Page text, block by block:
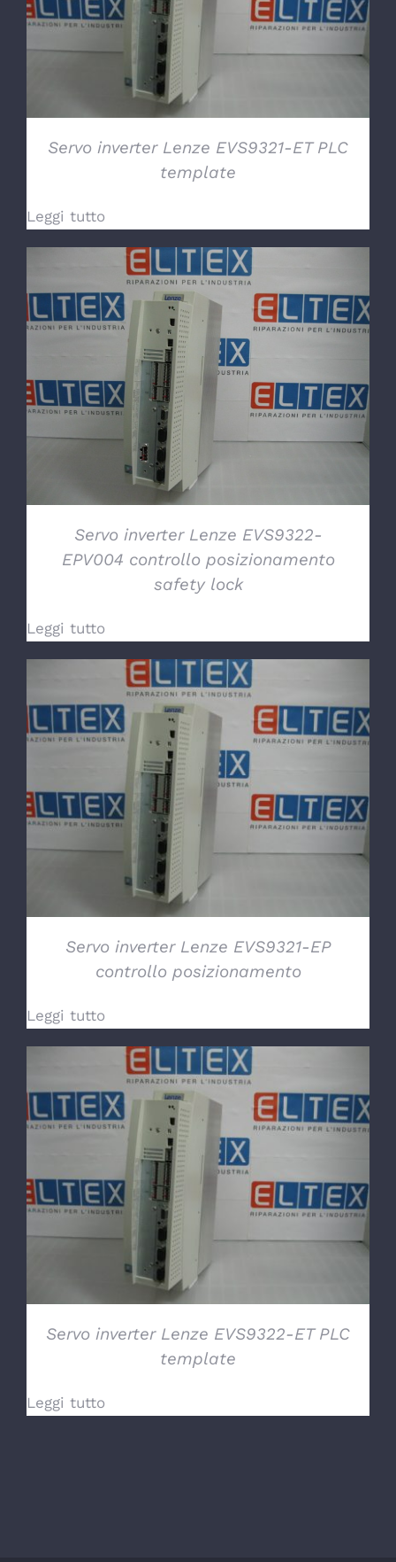
Servo inverter Lenze EVS9321-ET PLC
template
Leggi tutto
DETTAGLI
Servo inverter Lenze EVS9322-
EPV004 controllo posizionamento
safety lock
Leggi tutto
DETTAGLI
Servo inverter Lenze EVS9321-EP
controllo posizionamento
Leggi tutto
DETTAGLI
Servo inverter Lenze EVS9322-ET PLC
template
Leggi tutto